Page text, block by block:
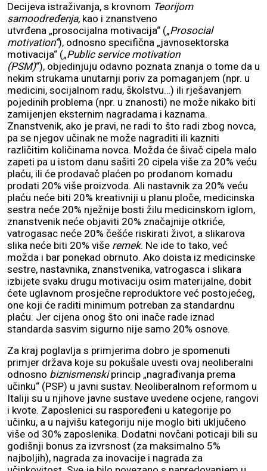
Decijeva istraživanja, s krovnom Teorijom
samoodređenja, kao i znanstveno
utvrđena „prosocijalna motivacija“ („Prosocial
motivation“), odnosno specifična „javnosektorska
motivacija“ („Public service motivation
(PSM)“), objedinjuju odavno poznata znanja o tome da u
nekim strukama unutarnji poriv za pomaganjem (npr. u
medicini, socijalnom radu, školstvu…) ili rješavanjem
pojedinih problema (npr. u znanosti) ne može nikako biti
zamijenjen eksternim nagradama i kaznama.
Znanstvenik, ako je pravi, ne radi to što radi zbog novca,
pa se njegov učinak ne može nagraditi ili kazniti
različitim količinama novca. Možda će šivač cipela malo
zapeti pa u istom danu sašiti 20 cipela više za 20% veću
plaću, ili će prodavač plaćen po prodanom komadu
prodati 20% više proizvoda. Ali nastavnik za 20% veću
plaću neće biti 20% kreativniji u planu ploče, medicinska
sestra neće 20% nježnije bosti žilu medicinskom iglom,
znanstvenik neće objaviti 20% značajnije otkriće,
vatrogasac neće 20% češće riskirati život, a slikarova
slika neće biti 20% više remek. Ne ide to tako, već
možda i bar ponekad obrnuto. Ako doista iz medicinske
sestre, nastavnika, znanstvenika, vatrogasca i slikara
izbijete svaku drugu motivaciju osim materijalne, dobit
ćete uglavnom prosječne reproduktore već postojećeg,
one koji će raditi minimum potreban za standardnu
plaću. Jer cijena onog što oni inače rade iznad
standarda sasvim sigurno nije samo 20% osnove.
Za kraj poglavlja s primjerima dobro je spomenuti
primjer država koje su pokušale uvesti ovaj neoliberalni
odnosno biznismenskiprincip „nagrađivanja prema
učinku“ (PSP) u javni sustav. Neoliberalnom reformom u
Italiji su u njihove javne sustave uvedene ocjene, rangovi
i kvote. Zaposlenici su raspoređeni u kategorije po
učinku, a u najvišu kategoriju nije moglo biti uključeno
više od 30% zaposlenika. Dodatni novčani poticaji bili su
godišnji bonus za izvrsnost (za maksimalno 5%
najboljih), nagrada za inovacije i nagrada za